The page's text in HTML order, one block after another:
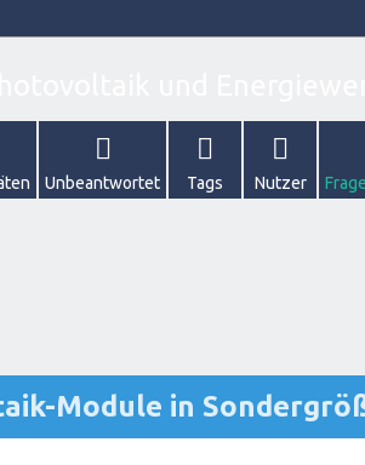
Unbeantwortet Tags Nutzer
Module in